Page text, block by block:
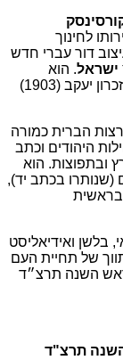
לחינוך
דור עברי חדש
ישראל. הוא
השתתף כציר בוועידת היסוד של ההסתדרות בזכרון יעקב (1903)
(1913–1919) פעל בארצות הברית כמורה
היהודים וכתב
ובתפוצות. הוא
(שנותרו בכתב יד),
בראשית
בלשן ואידיאליסט
של תחיית העם
ראש השנה תרצ״ד
תרצ"ד